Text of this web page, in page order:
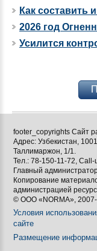
Как составить
2026 год
Усилится
footer_copyrights Сайт
Адрес: Узбекистан,
Таллимаржон, 1/1.
Тел.: 78-150-11-72, Call-
Главный
Копирование
администрацией
© ООО «NORMA»,
Условия
сайте
Размещение